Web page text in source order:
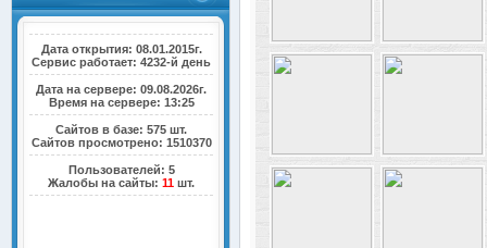
Дата открытия: 08.01.2015г.
Сервис работает: 4232-й день
Дата на сервере: 09.08.2026г.
Время на сервере: 13:25
Сайтов в базе: 575 шт.
Сайтов просмотрено: 1510370
Пользователей: 5
Жалобы на сайты:11 шт.